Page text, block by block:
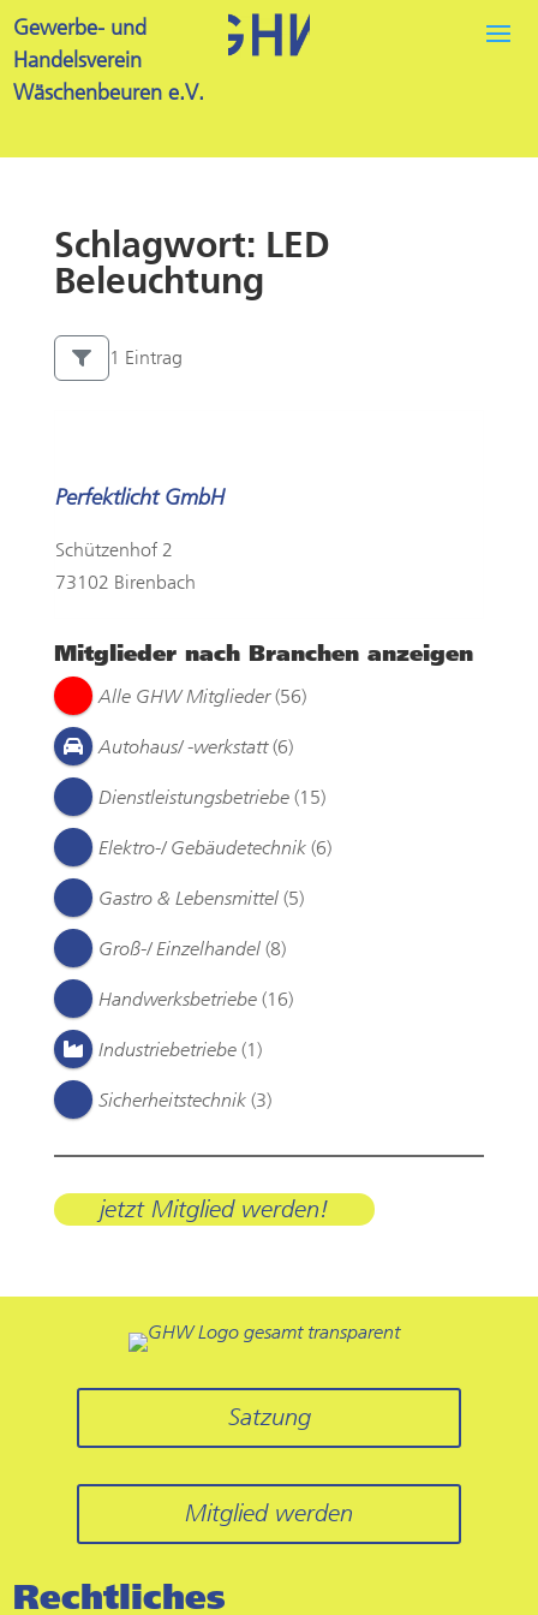
Gewerbe- und
Handelsverein
Wäschenbeuren e.V.
Schlagwort: LED
Beleuchtung
1 Eintrag
Perfektlicht GmbH
Schützenhof 2
73102 Birenbach
Mitglieder nach Branchen anzeigen
Alle GHW Mitglieder (56)
Autohaus/ -werkstatt (6)
Dienstleistungsbetriebe (15)
Elektro-/ Gebäudetechnik (6)
Gastro & Lebensmittel (5)
Groß-/ Einzelhandel (8)
Handwerksbetriebe (16)
Industriebetriebe (1)
Sicherheitstechnik (3)
jetzt Mitglied werden!
Satzung
Mitglied werden
Rechtliches